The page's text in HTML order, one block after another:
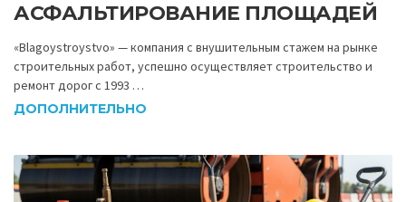
АСФАЛЬТИРОВАНИЕ ПЛОЩАДЕЙ
«Blagoystroystvo» — компания с внушительным стажем на рынке
строительных работ, успешно осуществляет строительство и
ремонт дорог с 1993 …
ДОПОЛНИТЕЛЬНО